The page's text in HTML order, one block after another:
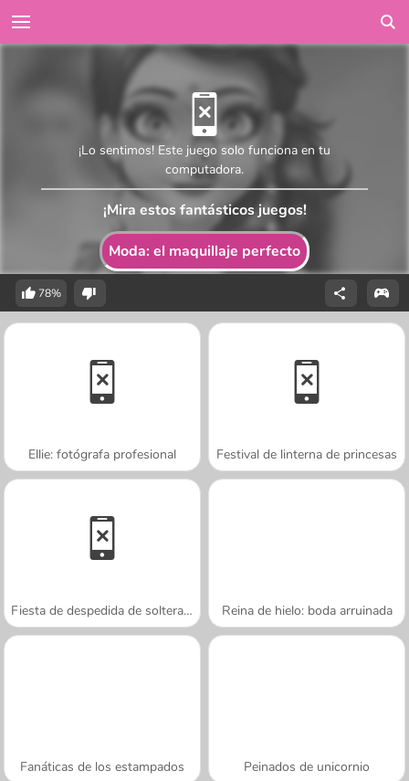
Moda: el maquillaje perfecto
¡Lo sentimos! Este juego solo funciona en tu
computadora.
¡Mira estos fantásticos juegos!
78%
Ellie: fotógrafa profesional Festival de linterna de princesas
Fiesta de despedida de soltera real Reina de hielo: boda arruinada
Fanáticas de los estampados Peinados de unicornio